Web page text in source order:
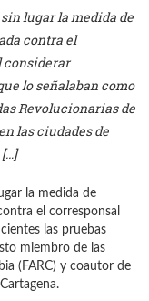
lugar la medida de
contra el
considerar
lo señalaban como
Revolucionarias de
las ciudades de
la medida de
el corresponsal
las pruebas
miembro de las
(FARC) y coautor de